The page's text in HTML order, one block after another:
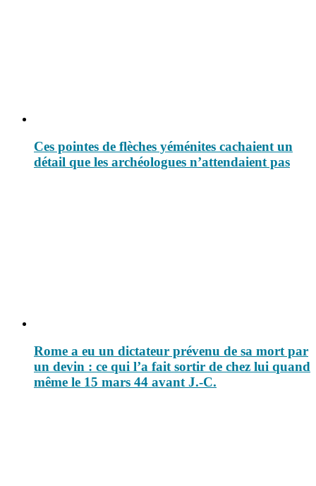
Ces pointes de flèches yéménites cachaient un
détail que les archéologues n’attendaient pas
Rome a eu un dictateur prévenu de sa mort par
un devin : ce qui l’a fait sortir de chez lui quand
même le 15 mars 44 avant J.-C.